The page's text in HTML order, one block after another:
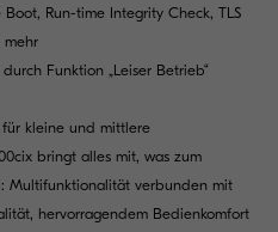
Run-time Integrity Check, TLS
mehr
Funktion „Leiser Betrieb“
kleine und mittlere
bringt alles mit, was zum
Multifunktionalität verbunden mit
hervorragendem Bedienkomfort